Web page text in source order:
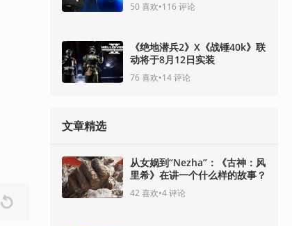
50喜欢•116评论
《绝地潜兵2》X《战锤40k》联
动将于8月12日实装
76喜欢•14评论
文章精选
从女娲到“Nezha”：《古神：风
里希》在讲一个什么样的故事？
42 喜欢•4评论